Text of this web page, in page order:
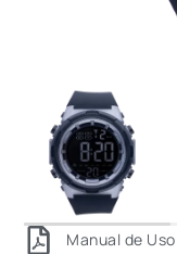
Manual de